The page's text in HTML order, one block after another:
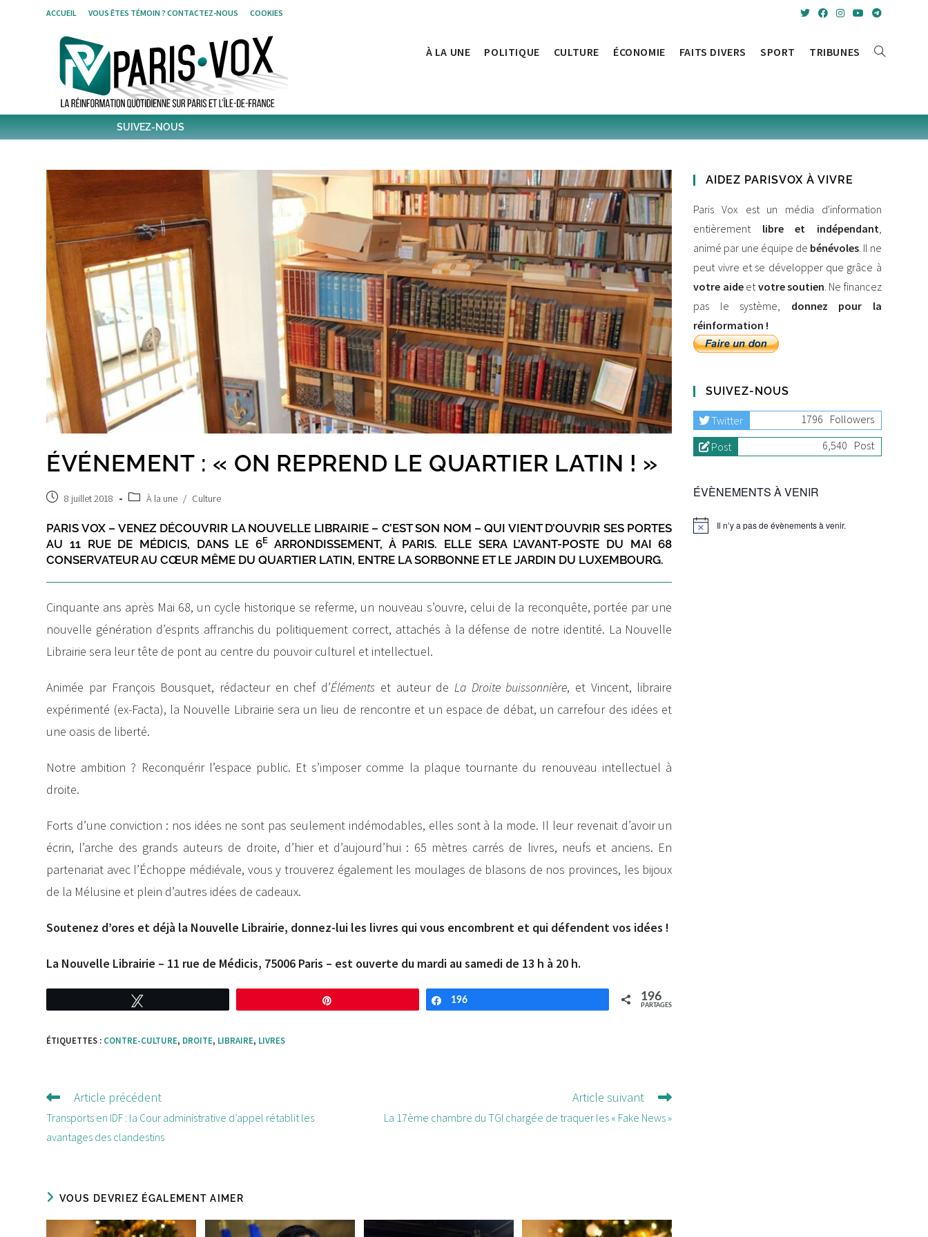
ACCUEIL VOUS ÊTES TÉMOIN ? CONTACTEZ-NOUS COOKIES
À LA UNE POLITIQUE CULTURE ÉCONOMIE FAITS DIVERS SPORT TRIBUNES TOGGLE
SUIVEZ-NOUS
6,540
ÉVÉNEMENT : « ON REPREND LE QUARTIER LATIN ! »
Publication
8 juillet 2018
PostÀ la une / Culture
PARIS VOX – VENEZ DÉCOUVRIR LA NOUVELLE LIBRAIRIE – C’EST SON NOM – QUI VIENT D’OUVRIR SES PORTES
AU 11 RUE DE MÉDICIS, DANS LE 6E ARRONDISSEMENT, À PARIS. ELLE SERA L’AVANT-POSTE DU MAI 68
CONSERVATEUR AU CŒUR MÊME DU QUARTIER LATIN, ENTRE LA SORBONNE ET LE JARDIN DU LUXEMBOURG.
Cinquante ans après Mai 68, un cycle historique se referme, un nouveau s’ouvre, celui de la reconquête, portée par une
nouvelle génération d’esprits affranchis du politiquement correct, attachés à la défense de notre identité. La Nouvelle
Librairie sera leur tête de pont au centre du pouvoir culturel et intellectuel.
Animée par François Bousquet, rédacteur en chef d’Éléments et auteur de La Droite buissonnière, et Vincent, libraire
expérimenté (ex-Facta), la Nouvelle Librairie sera un lieu de rencontre et un espace de débat, un carrefour des idées et
une oasis de liberté.
Notre ambition ? Reconquérir l’espace public. Et s’imposer comme la plaque tournante du renouveau intellectuel à
droite.
Forts d’une conviction : nos idées ne sont pas seulement indémodables, elles sont à la mode. Il leur revenait d’avoir un
écrin, l’arche des grands auteurs de droite, d’hier et d’aujourd’hui : 65 mètres carrés de livres, neufs et anciens. En
partenariat avec l’Échoppe médiévale, vous y trouverez également les moulages de blasons de nos provinces, les bijoux
de la Mélusine et plein d’autres idées de cadeaux.
Soutenez d’ores et déjà la Nouvelle Librairie, donnez-lui les livres qui vous encombrent et qui défendent vos idées !
La Nouvelle Librairie – 11 rue de Médicis, 75006 Paris – est ouverte du mardi au samedi de 13 h à 20 h.
Partagez
196 196
PARTAGES
ÉTIQUETTES : CONTRE-CULTURE, DROITE, LIBRAIRE, LIVRES
Lire
d'autres
articles
Article précédent
Transports en IDF : la Cour administrative d’appel rétablit les
avantages des clandestins
Article suivant
La 17ème chambre du TGI chargée de traquer les « Fake News »
VOUS DEVRIEZ ÉGALEMENT AIMER
AIDEZ PARISVOX À VIVRE
Paris Vox est un média d'information
entièrement libre et indépendant,
animé par une équipe de bénévoles. Il ne
peut vivre et se développer que grâce à
votre aideetvotre soutien. Ne financez
pas le système, donnez pour la
réinformation !
SUIVEZ-NOUS
Twitter 1796 Followers
Post
6,540 Post
ÉVÈNEMENTS À VENIR
Il n’y a pas de évènements à venir.